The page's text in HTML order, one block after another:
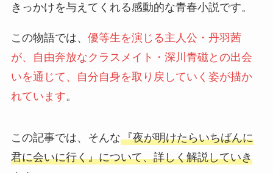
きっかけを与えてくれる感動的な青春小説です。
この物語では、 優等生を演じる主人公・丹羽茜
が、自由奔放なクラスメイト・深川青磁との出会
いを通じて、自分自身を取り戻していく姿が描か
れています。
この記事では、そんな『夜が明けたらいちばんに
君に会いに行く』について、詳しく解説していき